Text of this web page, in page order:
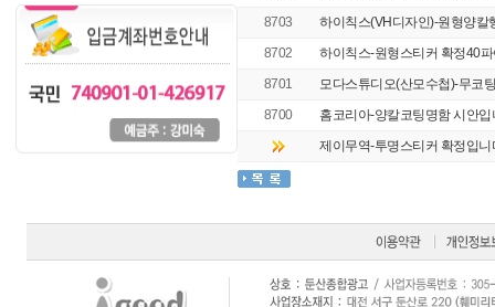
8703
하이칙스(VH디자인)-원형양칼
8702
하이칙스-원형스티커 확정40
8701
모다스튜디오(산모수첩)-무코
8700
홈코리아-양칼코팅명함 시안입
제이무역-투명스티커 확정입니